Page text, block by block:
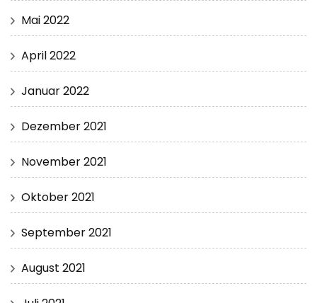
Mai 2022
April 2022
Januar 2022
Dezember 2021
November 2021
Oktober 2021
September 2021
August 2021